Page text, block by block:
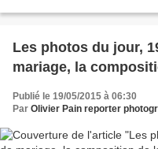
Les photos du jour,
mariage, la
Publié le 19/05/2015 à 06:30
Par Olivier Pain reporter